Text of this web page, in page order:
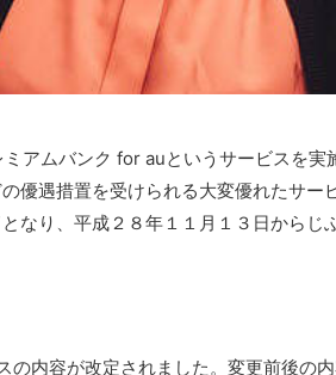
アムバンク for auというサービスを実
優遇措置を受けられる大変優れたサー
なり、平成２８年１１月１３日からじ
の内容が改定されました。変更前後の